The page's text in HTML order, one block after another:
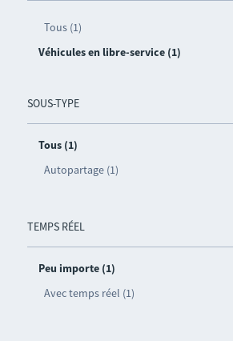
Tous (1)
Véhicules en libre-service (1)
SOUS-TYPE
Tous (1)
Autopartage (1)
TEMPS RÉEL
Peu importe (1)
Avec temps réel (1)